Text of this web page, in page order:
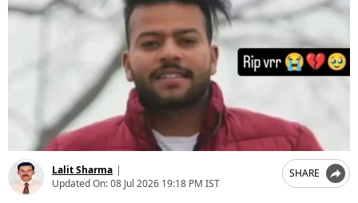
Lalit Sharma |
Updated On:08 Jul 2026 19:18 PM IST
SHARE